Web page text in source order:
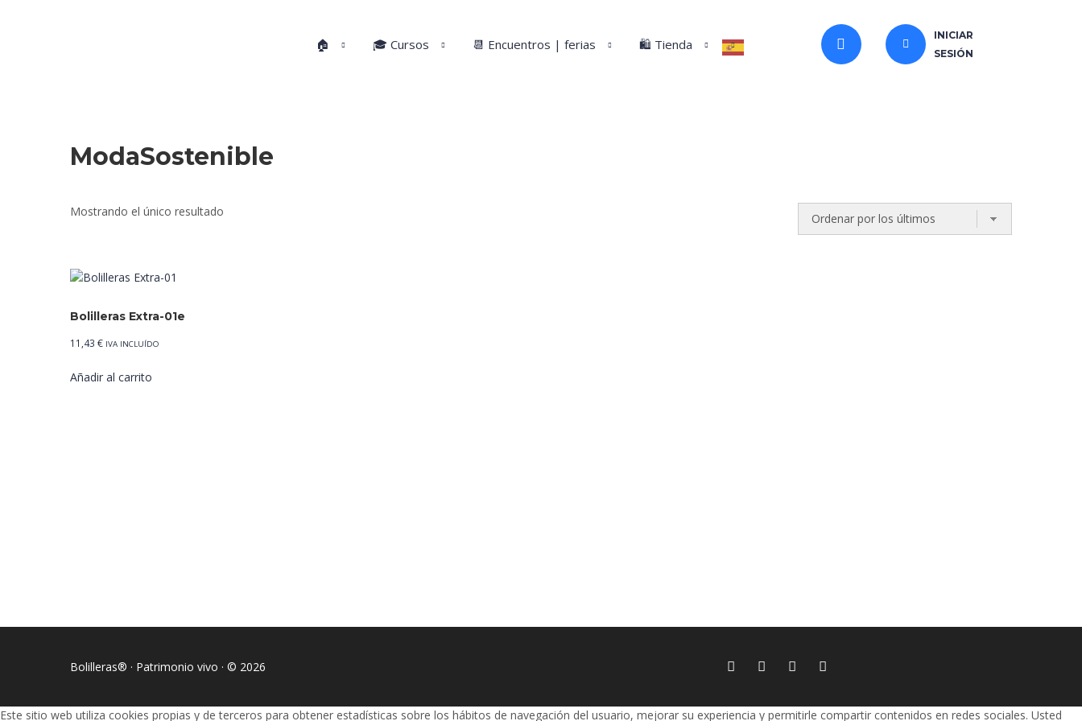
🏠 🎓 Cursos 📆 Encuentros | ferias 🛍️ Tienda
INICIAR
SESIÓN
ModaSostenible
Mostrando el único resultado
Bolilleras Extra-01e
11,43 € IVA INCLUÍDO
Añadir al carrito
Bolilleras® · Patrimonio vivo · © 2026
Este sitio web utiliza cookies propias y de terceros para obtener estadísticas sobre los hábitos de navegación del usuario, mejorar su experiencia y permitirle compartir contenidos en redes sociales. Usted